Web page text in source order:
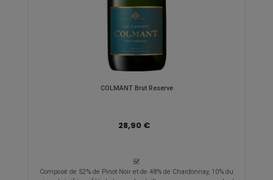
COLMANT Brut Reserve
28,90 €
Composé de 52% de Pinot Noir et de 48% de Chardonnay, 10% du